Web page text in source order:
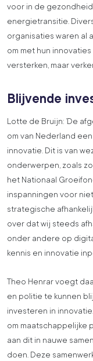
voor in de
energietransitie.
organisaties waren al
om met hun
versterken, maar
Blijvende
Lotte de Bruijn: ‘De
om van Nederland
innovatie. Dit is van
onderwerpen, zoals
het Nationaal
inspanningen voor
strategische
over dat wij steeds
onder andere op
kennis en innovatie
Theo Henrar voegt
en politie te kunnen
investeren in
om maatschappelijke
aan dit in nauwe
doen. Deze